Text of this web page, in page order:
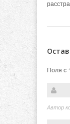
Поля с *
Автор